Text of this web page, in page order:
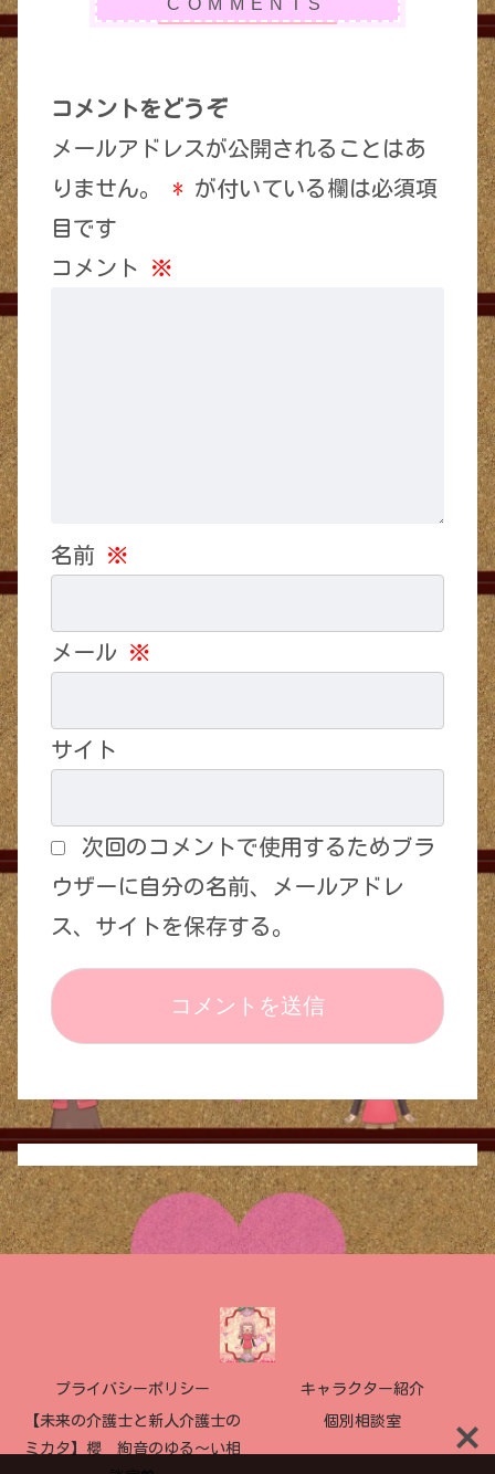
コメントをどうぞ
メールアドレスが公開されることはあ
りません。
* が付いている欄は必須項
目です
コメント ※
名前 ※
メール ※
サイト
次回のコメントで使用するためブラ
ウザーに自分の名前、メールアドレ
ス、サイトを保存する。
プライバシーポリシー キャラクター紹介
【未来の介護士と新人介護士の
ミカタ】櫻 絢音のゆる〜い相
個別相談室